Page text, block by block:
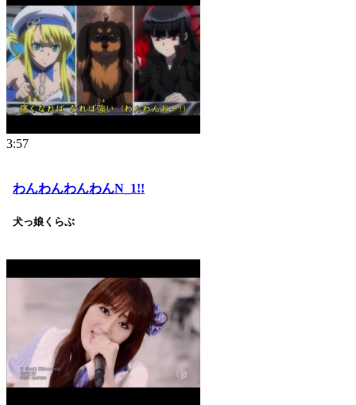
3:57
わんわんわんわんN_1!!
犬っ娘くらぶ